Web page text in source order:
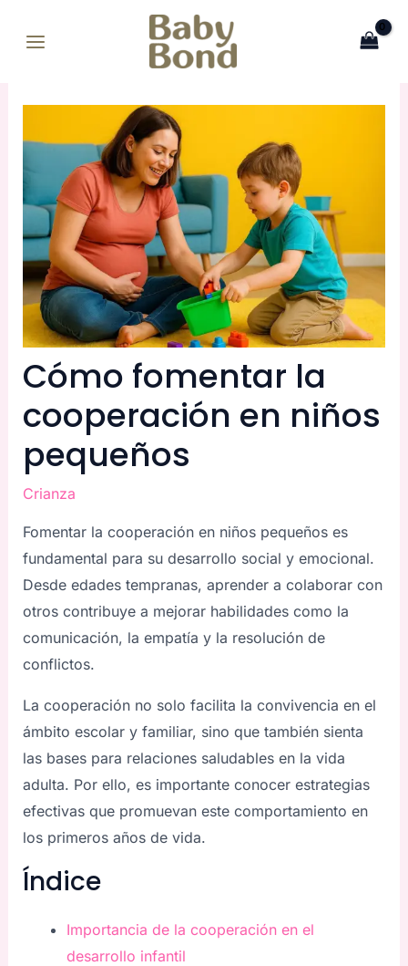
MENU
Cómo fomentar la
cooperación en niños
pequeños
Crianza
Fomentar la cooperación en niños pequeños es
fundamental para su desarrollo social y emocional.
Desde edades tempranas, aprender a colaborar con
otros contribuye a mejorar habilidades como la
comunicación, la empatía y la resolución de
conflictos.
La cooperación no solo facilita la convivencia en el
ámbito escolar y familiar, sino que también sienta
las bases para relaciones saludables en la vida
adulta. Por ello, es importante conocer estrategias
efectivas que promuevan este comportamiento en
los primeros años de vida.
Índice
Importancia de la cooperación en el
desarrollo infantil